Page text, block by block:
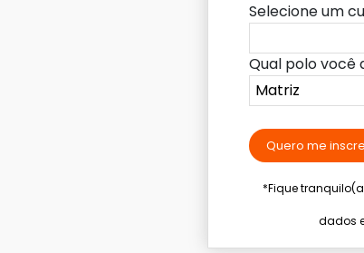
Selecione um
Qual polo você
Quero me
*Fique
dados